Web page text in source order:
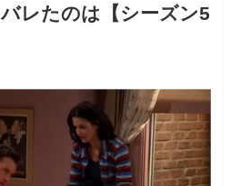
レたのは【シーズン5